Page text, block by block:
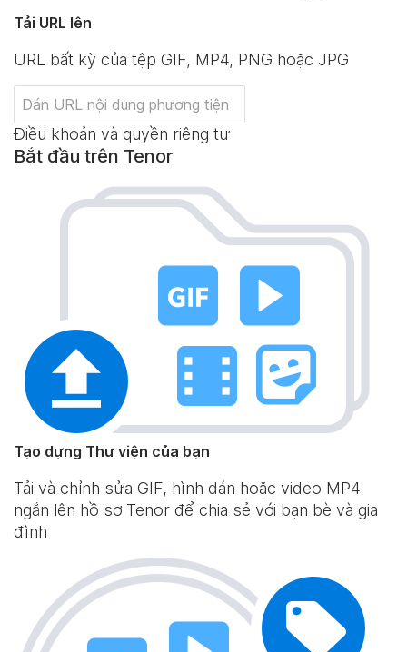
Tải URL lên
URL bất kỳ của tệp GIF, MP4, PNG hoặc JPG
Điều khoản và quyền riêng tư
Bắt đầu trên Tenor
Tạo dựng Thư viện của bạn
Tải và chỉnh sửa GIF, hình dán hoặc video MP4
ngắn lên hồ sơ Tenor để chia sẻ với bạn bè và gia
đình